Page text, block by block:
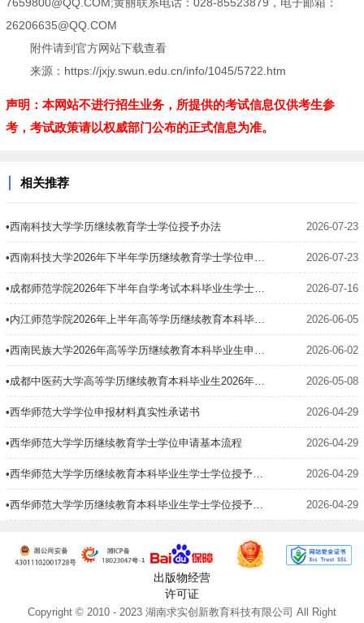
7659800@QQ.COM;黄丽联系电话：028-85523879，电子邮箱：
26206635@QQ.COM
附件请到官方网站下载查看
来源：https://jxjy.swun.edu.cn/info/1045/5722.htm
声明：本网站不进行招生业务，所提供的考试信息仅供考生参
考，考试政策请以权威部门公布的正式信息为准。
相关推荐
•西南科技大学学历继续教育学士学位授予办法 2026-07-23
•西南科技大学2026年下半年学历继续教育学士学位申请通知 2026-07-23
•成都师范学院2026年下半年自学考试本科毕业生学士学位申请通知 2026-07-16
•内江师范学院2026年上半年高等学历继续教育本科毕业生学士学位申请通知 2026-06-05
•西南民族大学2026年高等学历继续教育本科毕业生申请学士学位通知 2026-06-02
•成都中医药大学高等学历继续教育本科毕业生2026年春季学期申请学士学位通知 2026-05-08
•西华师范大学学位申报材料真实性承诺书 2026-04-29
•西华师范大学学历继续教育学士学位申请基本流程 2026-04-29
•西华师范大学学历继续教育本科毕业生学士学位授予办法 2026-04-29
•西华师范大学学历继续教育本科毕业生学士学位授予办法 2026-04-29
出版物经营
许可证
Copyright © 2010 - 2023 湖南求实创新教育科技有限公司 All Right